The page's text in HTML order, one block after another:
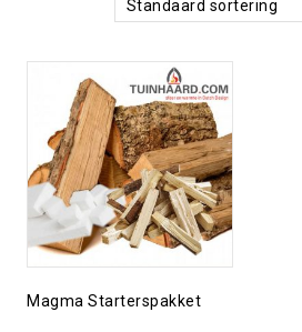
Standaard sortering
Magma Starterspakket